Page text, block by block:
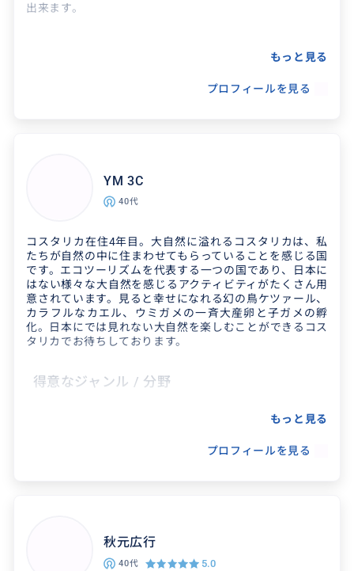
出来ます。
もっと見る
プロフィールを見る
YM 3C
40代
コスタリカ在住4年目。大自然に溢れるコスタリカは、私
たちが自然の中に住まわせてもらっていることを感じる国
です。エコツーリズムを代表する一つの国であり、日本に
はない様々な大自然を感じるアクティビティがたくさん用
意されています。見ると幸せになれる幻の鳥ケツァール、
カラフルなカエル、ウミガメの一斉大産卵と子ガメの孵
化。日本にでは見れない大自然を楽しむことができるコス
タリカでお待ちしております。
得意なジャンル / 分野
スペイン語、写真撮影、通訳、ツアーガイドもっと見る
プロフィールを見る
秋元広行
40代 5.0